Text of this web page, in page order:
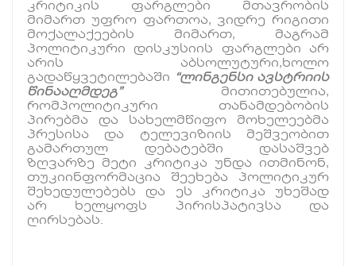
კრიტიკის ფარგლები მთავრობის
მიმართ უფრო ფართოა, ვიდრე რიგითი
მოქალაქეების მიმართ, მაგრამ
პოლიტიკური დისკუსიის ფარგლები არ
არის აბსოლუტური,ხოლო
გადაწყვეტილებაში
“ლინგენსი ავსტრიის
წინააღმდეგ”
მითითებულია,
რომპოლიტიკური თანამდებობის
პირებმა და სახელმწიფო მოხელეებმა
პრესისა და ტელევიზიის მეშვეობით
გამართულ დებატებში დასაშვებ
ზღვარზე მეტი კრიტიკა უნდა ითმინონ,
თუკიინფორმაცია შეეხება პოლიტიკურ
შეხედულებებს და ეს კრიტიკა უხეშად
არ ხელყოფს პირისპატივსა და
ღირსებას.